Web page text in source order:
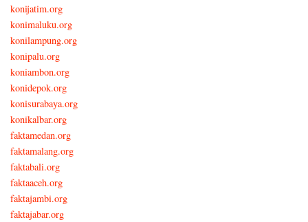
konijatim.org
konimaluku.org
konilampung.org
konipalu.org
koniambon.org
konidepok.org
konisurabaya.org
konikalbar.org
faktamedan.org
faktamalang.org
faktabali.org
faktaaceh.org
faktajambi.org
faktajabar.org